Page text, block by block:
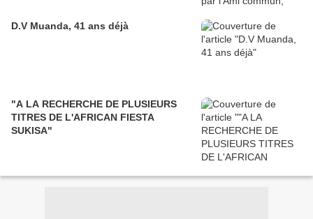
D.V Muanda, 41 ans déjà
"A LA RECHERCHE DE PLUSIEURS
TITRES DE L'AFRICAN FIESTA
SUKISA"